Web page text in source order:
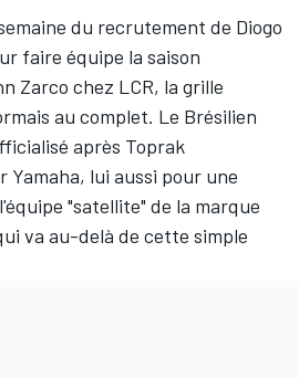
du recrutement de Diogo
faire équipe la saison
Zarco chez LCR, la grille
au complet. Le Brésilien
après Toprak
Yamaha, lui aussi pour une
"satellite" de la marque
va au-delà de cette simple